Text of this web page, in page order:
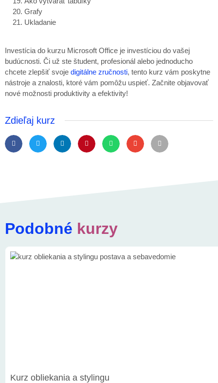
Grafy
Ukladanie
Investícia do kurzu Microsoft Office je investíciou do vašej
budúcnosti. Či už ste študent, profesionál alebo jednoducho
chcete zlepšiť svoje digitálne zručnosti, tento kurz vám poskytne
nástroje a znalosti, ktoré vám pomôžu uspieť. Začnite objavovať
nové možnosti produktivity a efektivity!
Zdieľaj kurz
Podobné kurzy
Kurz obliekania a stylingu